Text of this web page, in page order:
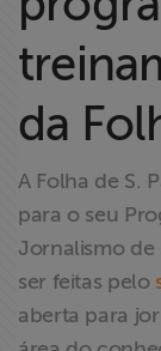
e Litigância
dos
Associe-se
da
A Folha de S.
para o seu
Jornalismo de
ser feitas pelo
aberta para